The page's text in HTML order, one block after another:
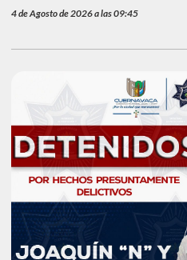
4 de Agosto de 2026 a las 09:45